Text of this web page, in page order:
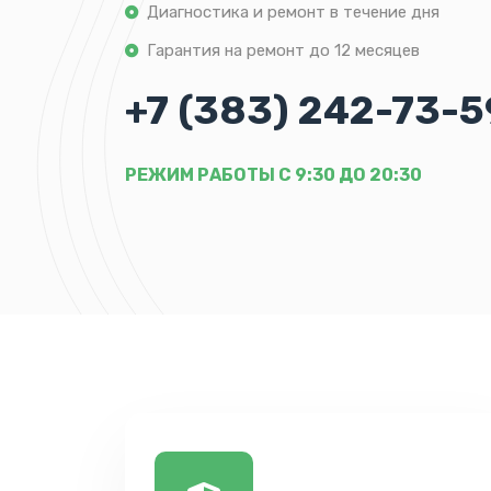
Диагностика и ремонт в течение дня
Гарантия на ремонт до 12 месяцев
+7 (383) 242-73-
РЕЖИМ РАБОТЫ С 9:30 ДО 20:30